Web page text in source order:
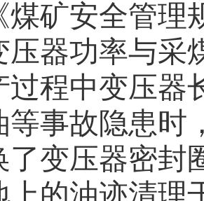
煤矿安全管
压器功率与采
过程中变压器
等事故隐患时
了变压器密封